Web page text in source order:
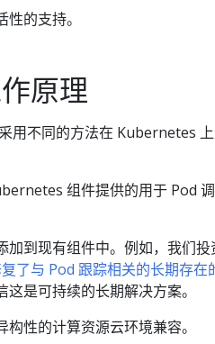
的支持。
原理
用不同的方法在 Kubernetes
组件提供的用于 Pod
加到现有组件中。例如，我们
了与 Pod 跟踪相关的长期存在
是可持续的长期解决方案。
性的计算资源云环境兼容。